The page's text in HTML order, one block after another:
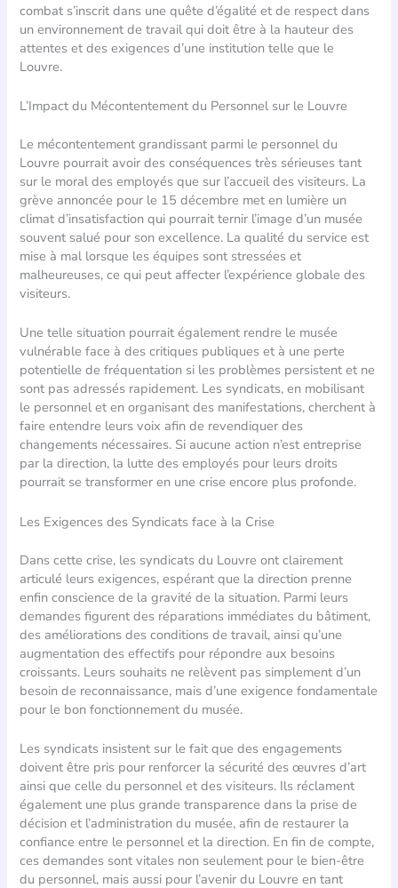
combat s’inscrit dans une quête d’égalité et de respect dans
un environnement de travail qui doit être à la hauteur des
attentes et des exigences d’une institution telle que le
Louvre.
L’Impact du Mécontentement du Personnel sur le Louvre
Le mécontentement grandissant parmi le personnel du
Louvre pourrait avoir des conséquences très sérieuses tant
sur le moral des employés que sur l’accueil des visiteurs. La
grève annoncée pour le 15 décembre met en lumière un
climat d’insatisfaction qui pourrait ternir l’image d’un musée
souvent salué pour son excellence. La qualité du service est
mise à mal lorsque les équipes sont stressées et
malheureuses, ce qui peut affecter l’expérience globale des
visiteurs.
Une telle situation pourrait également rendre le musée
vulnérable face à des critiques publiques et à une perte
potentielle de fréquentation si les problèmes persistent et ne
sont pas adressés rapidement. Les syndicats, en mobilisant
le personnel et en organisant des manifestations, cherchent à
faire entendre leurs voix afin de revendiquer des
changements nécessaires. Si aucune action n’est entreprise
par la direction, la lutte des employés pour leurs droits
pourrait se transformer en une crise encore plus profonde.
Les Exigences des Syndicats face à la Crise
Dans cette crise, les syndicats du Louvre ont clairement
articulé leurs exigences, espérant que la direction prenne
enfin conscience de la gravité de la situation. Parmi leurs
demandes figurent des réparations immédiates du bâtiment,
des améliorations des conditions de travail, ainsi qu’une
augmentation des effectifs pour répondre aux besoins
croissants. Leurs souhaits ne relèvent pas simplement d’un
besoin de reconnaissance, mais d’une exigence fondamentale
pour le bon fonctionnement du musée.
Les syndicats insistent sur le fait que des engagements
doivent être pris pour renforcer la sécurité des œuvres d’art
ainsi que celle du personnel et des visiteurs. Ils réclament
également une plus grande transparence dans la prise de
décision et l’administration du musée, afin de restaurer la
confiance entre le personnel et la direction. En fin de compte,
ces demandes sont vitales non seulement pour le bien-être
du personnel, mais aussi pour l’avenir du Louvre en tant